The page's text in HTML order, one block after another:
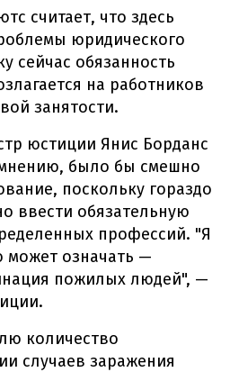
считает, что здесь
юридического
сейчас обязанность
на работников
занятости.
юстиции Янис Борданс
было бы смешно
поскольку гораздо
ввести обязательную
профессий. "Я
может означать —
пожилых людей", —
количество
случаев заражения